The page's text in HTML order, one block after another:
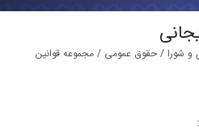
شورا / حقوق عمومی / مجموعه قوانین